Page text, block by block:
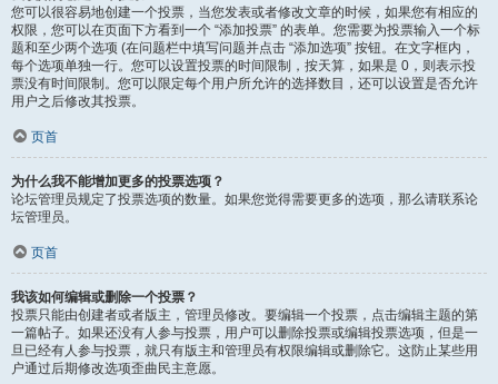
您可以很容易地创建一个投票，当您发表或者修改文章的时候，如果您有相应的
权限，您可以在页面下方看到一个 “添加投票” 的表单。您需要为投票输入一个标
题和至少两个选项 (在问题栏中填写问题并点击 “添加选项” 按钮。在文字框内，
每个选项单独一行。您可以设置投票的时间限制，按天算，如果是 0，则表示投
票没有时间限制。您可以限定每个用户所允许的选择数目，还可以设置是否允许
用户之后修改其投票。
页首
为什么我不能增加更多的投票选项？
论坛管理员规定了投票选项的数量。如果您觉得需要更多的选项，那么请联系论
坛管理员。
页首
我该如何编辑或删除一个投票？
投票只能由创建者或者版主，管理员修改。要编辑一个投票，点击编辑主题的第
一篇帖子。如果还没有人参与投票，用户可以删除投票或编辑投票选项，但是一
旦已经有人参与投票，就只有版主和管理员有权限编辑或删除它。这防止某些用
户通过后期修改选项歪曲民主意愿。